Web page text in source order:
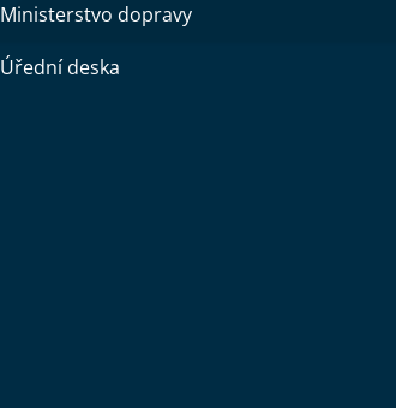
Ministerstvo dopravy
Úřední deska